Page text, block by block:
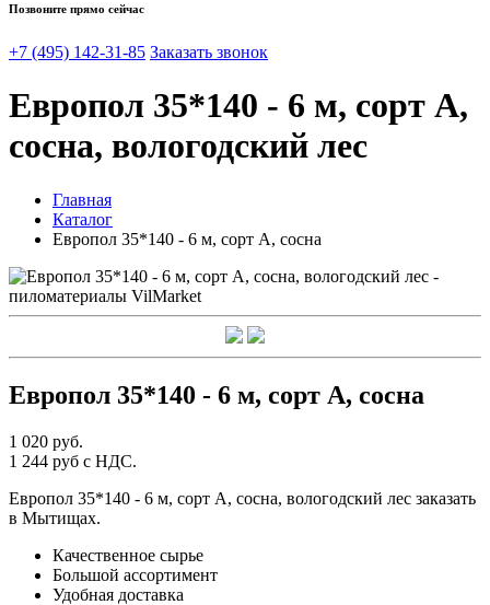
Позвоните прямо сейчас
+7 (495) 142-31-85 Заказать звонок
Европол 35*140 - 6 м, сорт А,
сосна, вологодский лес
Главная
Каталог
Европол 35*140 - 6 м, сорт А, сосна
Европол 35*140 - 6 м, сорт А, сосна
1 020 руб.
1 244 руб с НДС.
Европол 35*140 - 6 м, сорт А, сосна, вологодский лес заказать
в Мытищах.
Качественное сырье
Большой ассортимент
Удобная доставка